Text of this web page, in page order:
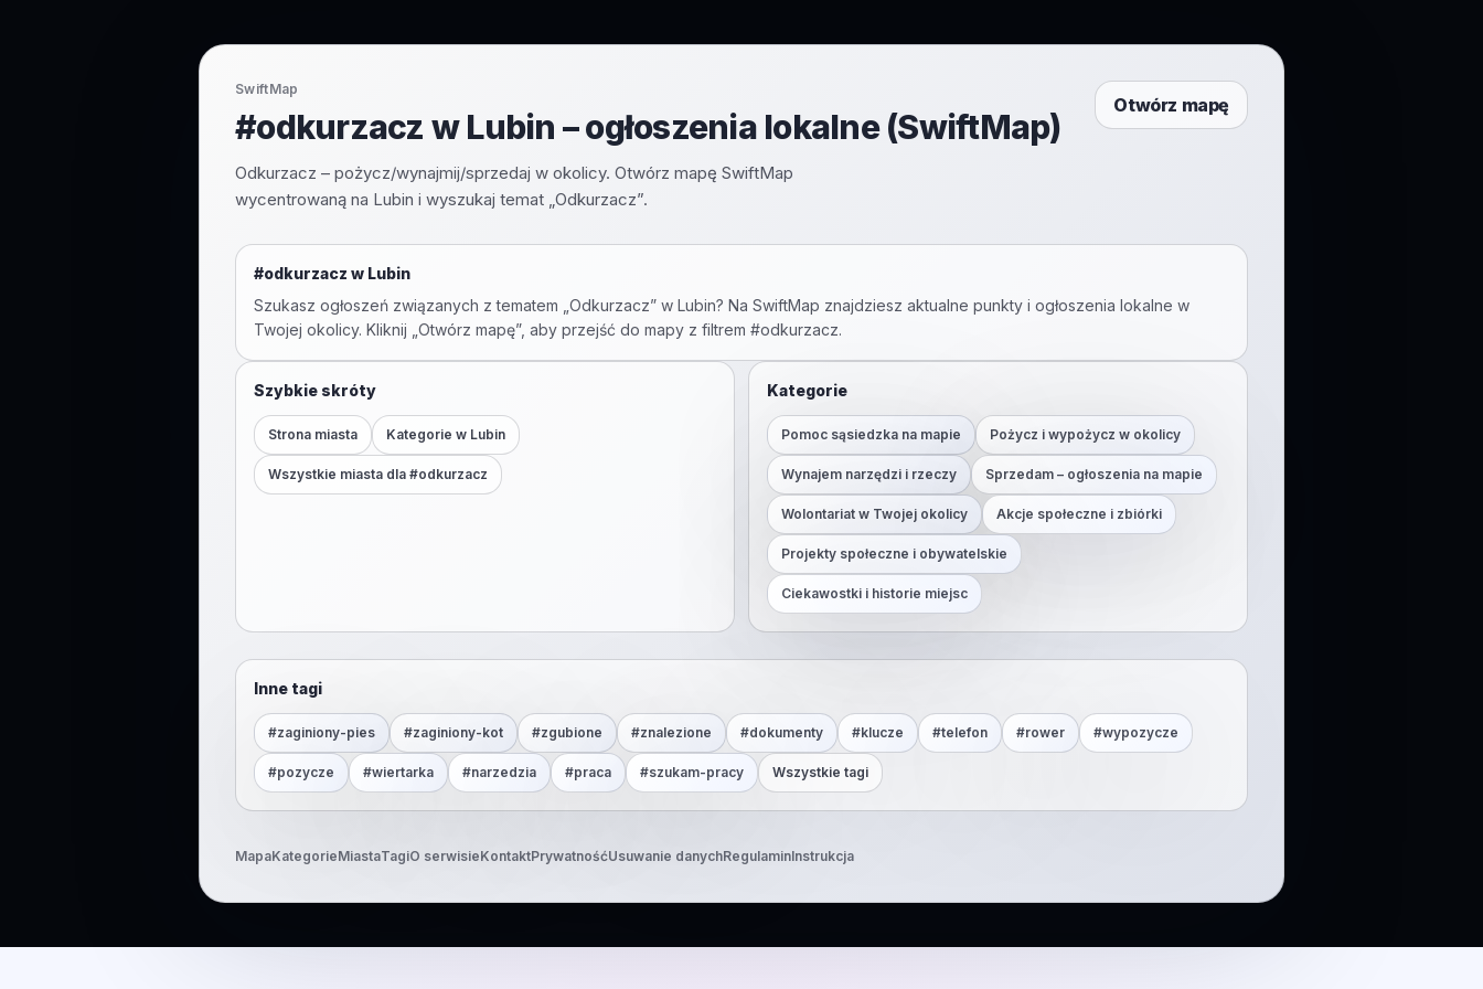
SwiftMap
#odkurzacz w Lubin – ogłoszenia lokalne (SwiftMap)
Odkurzacz – pożycz/wynajmij/sprzedaj w okolicy. Otwórz mapę SwiftMap
wycentrowaną na Lubin i wyszukaj temat „Odkurzacz”.
Otwórz mapę
#odkurzacz w Lubin
Szukasz ogłoszeń związanych z tematem „ Odkurzacz” w Lubin? Na SwiftMap znajdziesz aktualne punkty i ogłoszenia lokalne w
Twojej okolicy. Kliknij „Otwórz mapę”, aby przejść do mapy z filtrem #odkurzacz.
Szybkie skróty
Strona miasta Kategorie w Lubin
Wszystkie miasta dla #odkurzacz
Kategorie
Pomoc sąsiedzka na mapie Pożycz i wypożycz w okolicy
Wynajem narzędzi i rzeczy Sprzedam – ogłoszenia na mapie
Wolontariat w Twojej okolicy Akcje społeczne i zbiórki
Projekty społeczne i obywatelskie
Ciekawostki i historie miejsc
Inne tagi
#zaginiony-pies #zaginiony-kot #zgubione #znalezione #dokumenty #klucze #telefon #rower #wypozycze
#pozycze #wiertarka #narzedzia #praca #szukam-pracy Wszystkie tagi
MapaKategorieMiastaTagiO serwisieKontaktPrywatnośćUsuwanie danychRegulaminInstrukcja